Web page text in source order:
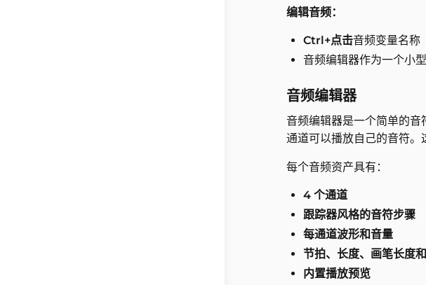
编辑音频：
Ctrl+点击音频变量名称
音频编辑器作为一个小
音频编辑器
音频编辑器是一个简单的
通道可以播放自己的音符
每个音频资产具有：
4 个通道
跟踪器风格的音符步骤
每通道波形和音量
节拍、长度、画笔长度
内置播放预览